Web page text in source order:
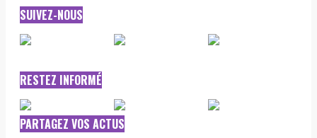
SUIVEZ-NOUS
RESTEZ INFORMÉ
PARTAGEZ VOS ACTUS